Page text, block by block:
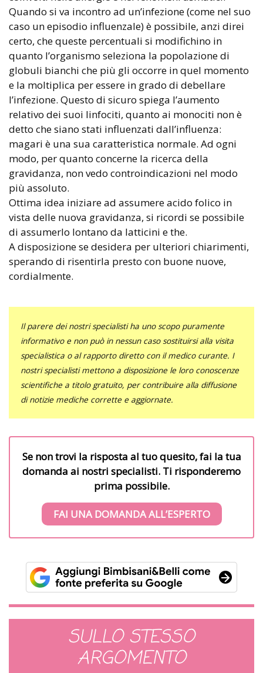
Quando si va incontro ad un’infezione (come nel suo
caso un episodio influenzale) è possibile, anzi direi
certo, che queste percentuali si modifichino in
quanto l’organismo seleziona la popolazione di
globuli bianchi che più gli occorre in quel momento
e la moltiplica per essere in grado di debellare
l’infezione. Questo di sicuro spiega l’aumento
relativo dei suoi linfociti, quanto ai monociti non è
detto che siano stati influenzati dall’influenza:
magari è una sua caratteristica normale. Ad ogni
modo, per quanto concerne la ricerca della
gravidanza, non vedo controindicazioni nel modo
più assoluto.
Ottima idea iniziare ad assumere acido folico in
vista delle nuova gravidanza, si ricordi se possibile
di assumerlo lontano da latticini e the.
A disposizione se desidera per ulteriori chiarimenti,
sperando di risentirla presto con buone nuove,
cordialmente.
Il parere dei nostri specialisti ha uno scopo puramente
informativo e non può in nessun caso sostituirsi alla visita
specialistica o al rapporto diretto con il medico curante. I
nostri specialisti mettono a disposizione le loro conoscenze
scientifiche a titolo gratuito, per contribuire alla diffusione
di notizie mediche corrette e aggiornate.
Se non trovi la risposta al tuo quesito, fai la tua
domanda ai nostri specialisti. Ti risponderemo
prima possibile.
FAI UNA DOMANDA ALL’ESPERTO
SULLO STESSO
ARGOMENTO